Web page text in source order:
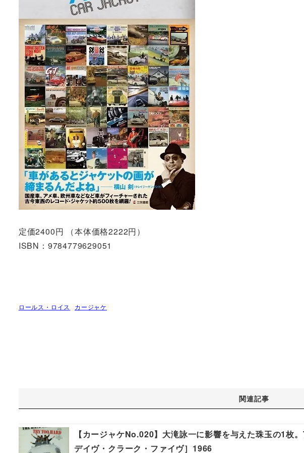
定価2400円 （本体価格2222円）
ISBN：9784779629051
ロールス・ロイス カージャケ
関連記事
【カージャケNo.020】大滝詠一に影響を与えた珠玉の1
デイヴ・クラーク・ファイヴ］1966